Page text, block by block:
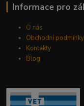
Informace pro
O nás
Obchodní podmínky
Kontakty
Blog